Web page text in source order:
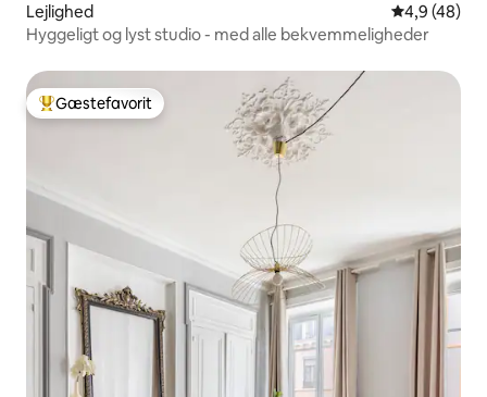
Lejlighed 4,9 ud af 5 i
4,9 (48)
Hyggeligt og lyst studio - med alle bekvemmeligheder
Bedste gæstefavorit
Gæstefavorit